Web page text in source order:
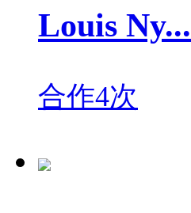
Louis Ny...
合作4次